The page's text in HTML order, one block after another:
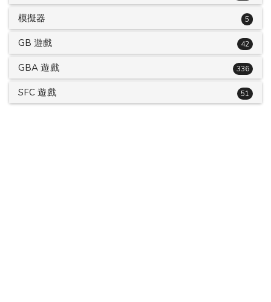
模擬器 5
GB 遊戲 42
GBA 遊戲 336
SFC 遊戲 51